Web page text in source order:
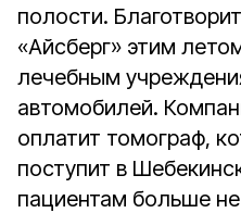
полости.
«Айсберг» этим
лечебным
автомобилей.
оплатит томограф,
поступит в
пациентам больше